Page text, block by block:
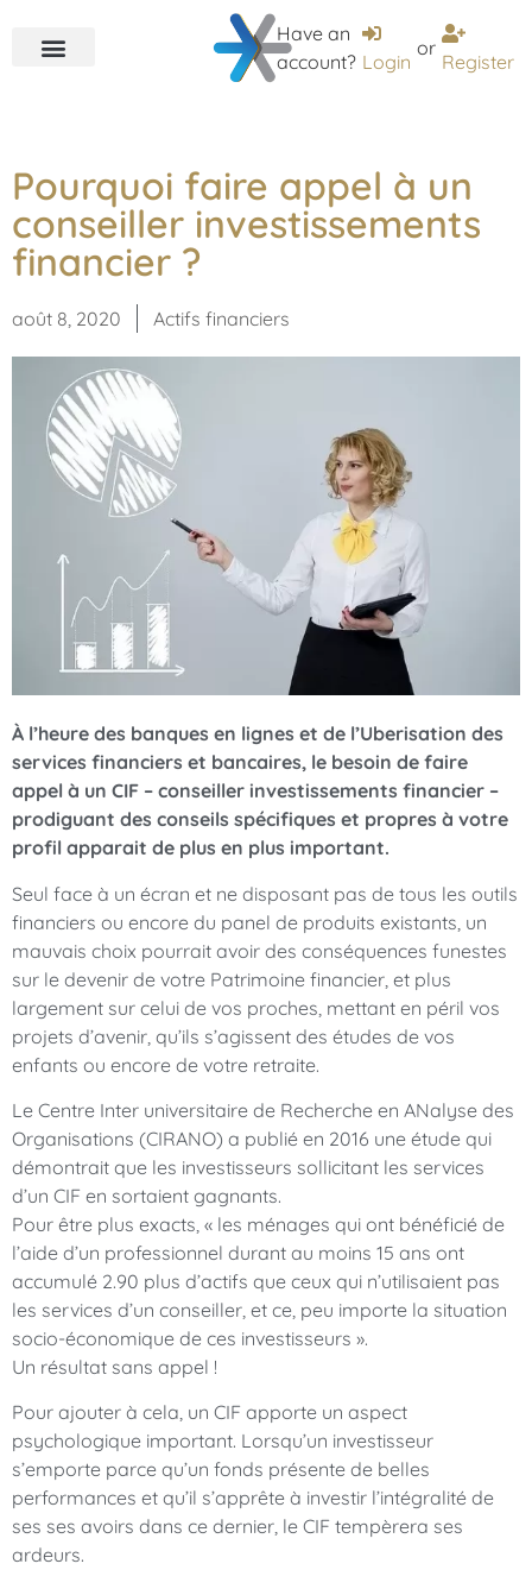
Have an
account? Login
or
Register
Pourquoi faire appel à un
conseiller investissements
financier ?
août 8, 2020 Actifs financiers
À l’heure des banques en lignes et de l’Uberisation des
services financiers et bancaires, le besoin de faire
appel à un CIF – conseiller investissements financier –
prodiguant des conseils spécifiques et propres à votre
profil apparait de plus en plus important.
Seul face à un écran et ne disposant pas de tous les outils
financiers ou encore du panel de produits existants, un
mauvais choix pourrait avoir des conséquences funestes
sur le devenir de votre Patrimoine financier, et plus
largement sur celui de vos proches, mettant en péril vos
projets d’avenir, qu’ils s’agissent des études de vos
enfants ou encore de votre retraite.
Le Centre Inter universitaire de Recherche en ANalyse des
Organisations (CIRANO) a publié en 2016 une étude qui
démontrait que les investisseurs sollicitant les services
d’un CIF en sortaient gagnants.
Pour être plus exacts, « les ménages qui ont bénéficié de
l’aide d’un professionnel durant au moins 15 ans ont
accumulé 2.90 plus d’actifs que ceux qui n’utilisaient pas
les services d’un conseiller, et ce, peu importe la situation
socio-économique de ces investisseurs ».
Un résultat sans appel !
Pour ajouter à cela, un CIF apporte un aspect
psychologique important. Lorsqu’un investisseur
s’emporte parce qu’un fonds présente de belles
performances et qu’il s’apprête à investir l’intégralité de
ses ses avoirs dans ce dernier, le CIF tempèrera ses
ardeurs.